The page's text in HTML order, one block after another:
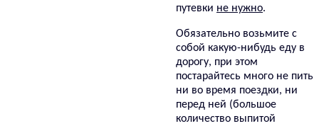
путевки не нужно.
Обязательно возьмите с
собой какую-нибудь еду в
дорогу, при этом
постарайтесь много не пить
ни во время поездки, ни
перед ней (большое
количество выпитой